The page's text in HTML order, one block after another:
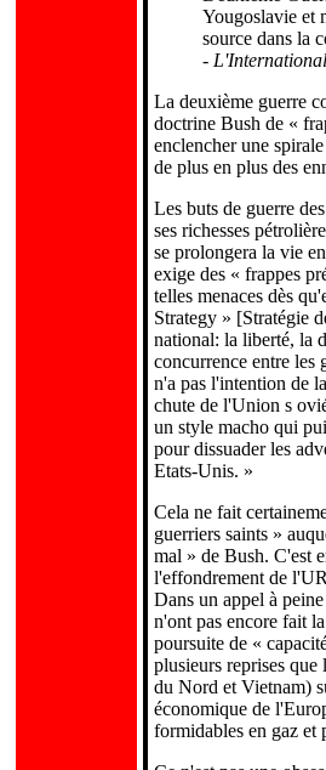
Yougoslavie et
source dans la
-
La deuxième guerre
doctrine Bush de «
enclencher une
de plus en plus des
Les buts de guerre
ses richesses
se prolongera la vie
exige des « frappes
telles menaces dès
Strategy » [Stratégie
national: la liberté, la
concurrence entre les
n'a pas l'intention de
chute de l'Union s
un style macho qui
pour dissuader les
Etats-Unis. »
Cela ne fait
guerriers saints »
mal » de Bush. C'est
l'effondrement de
Dans un appel à
n'ont pas encore fait
poursuite de «
plusieurs reprises
du Nord et Vietnam)
économique de
formidables en gaz et